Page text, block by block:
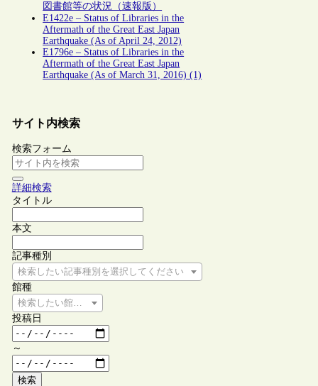
図書館等の状況（速報版）
E1422e – Status of Libraries in the
Aftermath of the Great East Japan
Earthquake (As of April 24, 2012)
E1796e – Status of Libraries in the
Aftermath of the Great East Japan
Earthquake (As of March 31, 2016) (1)
サイト内検索
検索フォーム
詳細検索
タイトル
本文
記事種別
検索したい記事種別を選択してください
館種
検索したい館種を選択してください
投稿日
～
検索